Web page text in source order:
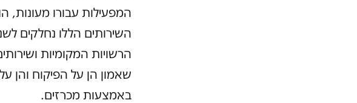
המפעילות עבורו מעונות,
השירותים הללו נחלקים
הרשויות המקומיות
שאמון הן על הפיקוח והן
באמצעות מכרזים.